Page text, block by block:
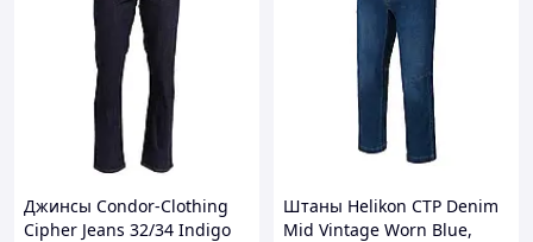
Джинсы Condor-Clothing
Cipher Jeans 32/34 Indigo
Штаны Helikon CTP Denim
Mid Vintage Worn Blue,